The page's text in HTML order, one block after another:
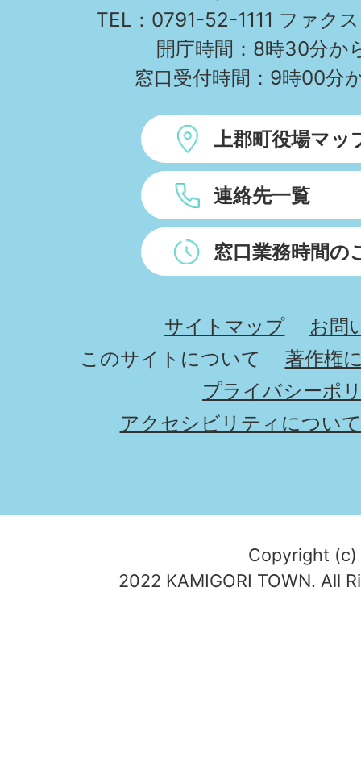
TEL：0791-52-1111 ファク
開庁時間：8時30分か
窓口受付時間：9時00分
上郡町役場マッ
連絡先一覧
窓口業務時間の
サイトマップ
お問
このサイトについて
著作権
プライバシーポ
アクセシビリティについて
Copyright (c)
2022 KAMIGORI TOWN. All